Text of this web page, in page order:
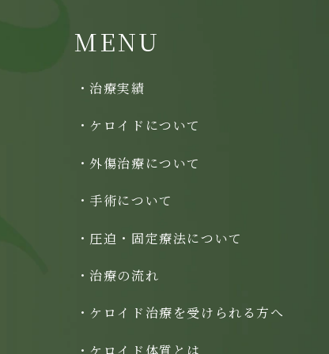
MENU
治療実績
ケロイドについて
外傷治療について
手術について
圧迫・固定療法について
治療の流れ
ケロイド治療を受けられる方へ
ケロイド体質とは